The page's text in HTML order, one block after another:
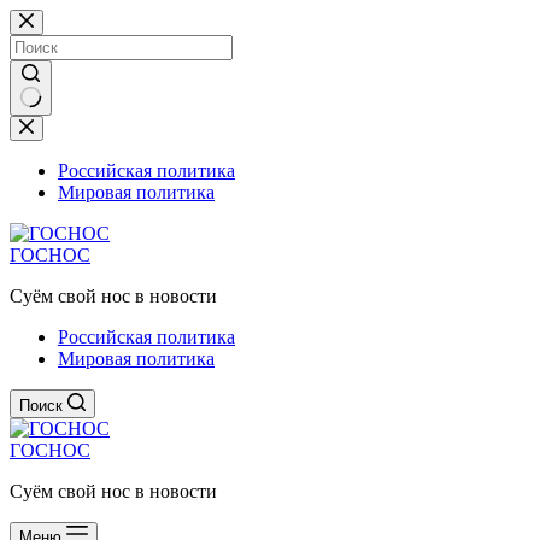
Перейти
к
сути
Ничего
не
найденоРоссийская политика
Мировая политика
ГОСНОС
Суём свой нос в новости
Российская политика
Мировая политика
Поиск
ГОСНОС
Суём свой нос в новости